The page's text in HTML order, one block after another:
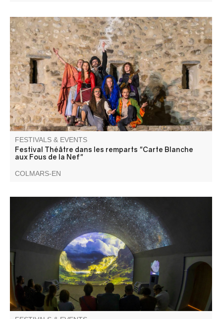
Une seconde occasion de découvrir les talentueux jeunes
artistes interprètes et créateurs à travers des propositions
diverses, scènes de théâtre, marionnettes…
FESTIVALS & EVENTS
Festival Théâtre dans les remparts "Carte Blanche
aux Fous de la Nef"
COLMARS-EN
The guardroom becomes a projection surface, featuring
landscapes, scenes of life and the construction of forts... A
20-minute show that provides the keys to understanding
the fortified village and facilitating its discovery.